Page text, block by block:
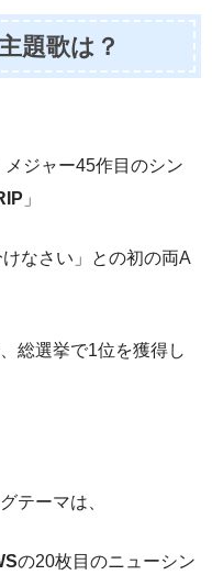
題歌は？
ジャー45作目のシン
」
なさい」との初の両A
総選挙で1位を獲得し
テーマは、
の20枚目のニューシン